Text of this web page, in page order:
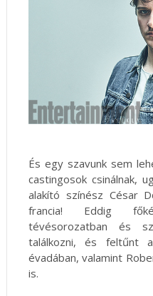
És egy szavunk sem
castingosok csinálnak,
alakító színész César
francia! Eddig
tévésorozatban és
találkozni, és feltűnt
évadában, valamint
is.